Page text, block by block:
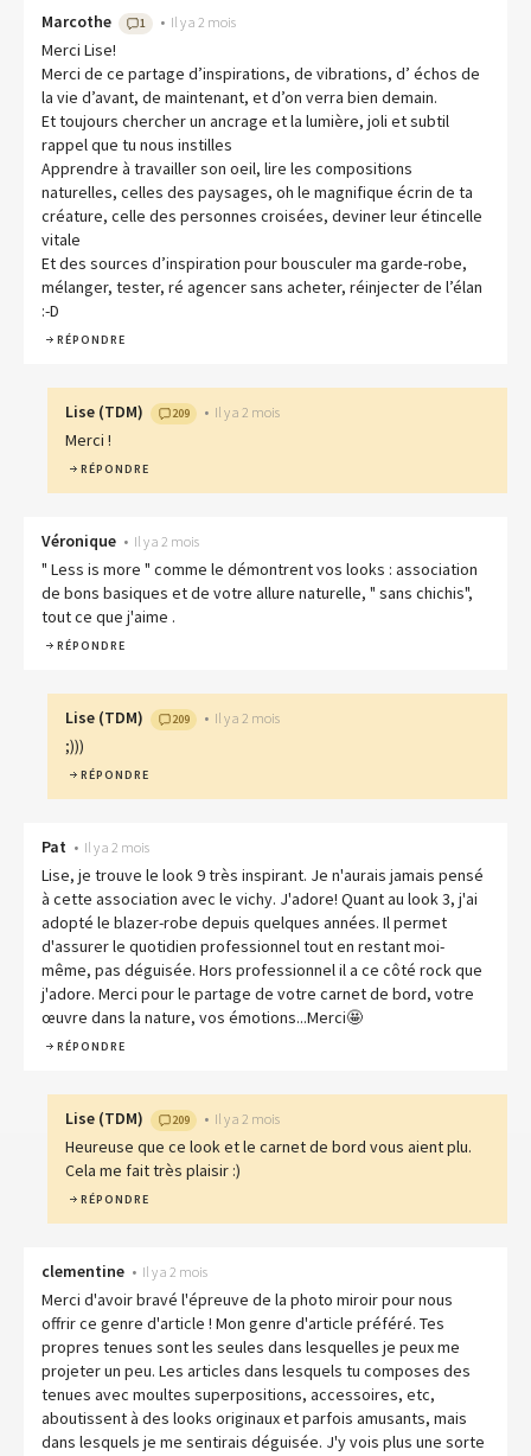
Marcothe 1 • Il y a 2 mois
Merci Lise!
Merci de ce partage d’inspirations, de vibrations, d’ échos de
la vie d’avant, de maintenant, et d’on verra bien demain.
Et toujours chercher un ancrage et la lumière, joli et subtil
rappel que tu nous instilles
Apprendre à travailler son oeil, lire les compositions
naturelles, celles des paysages, oh le magnifique écrin de ta
créature, celle des personnes croisées, deviner leur étincelle
vitale
Et des sources d’inspiration pour bousculer ma garde-robe,
mélanger, tester, ré agencer sans acheter, réinjecter de l’élan
:-D
RÉPONDRE
Lise (TDM) 209 • Il y a 2 mois
Merci !
RÉPONDRE
Véronique • Il y a 2 mois
" Less is more " comme le démontrent vos looks : association
de bons basiques et de votre allure naturelle, " sans chichis",
tout ce que j'aime .
RÉPONDRE
Lise (TDM) 209 • Il y a 2 mois
;)))
RÉPONDRE
Pat • Il y a 2 mois
Lise, je trouve le look 9 très inspirant. Je n'aurais jamais pensé
à cette association avec le vichy. J'adore! Quant au look 3, j'ai
adopté le blazer-robe depuis quelques années. Il permet
d'assurer le quotidien professionnel tout en restant moi-
même, pas déguisée. Hors professionnel il a ce côté rock que
j'adore. Merci pour le partage de votre carnet de bord, votre
œuvre dans la nature, vos émotions...Merci🤩
RÉPONDRE
Lise (TDM) 209 • Il y a 2 mois
Heureuse que ce look et le carnet de bord vous aient plu.
Cela me fait très plaisir :)
RÉPONDRE
clementine • Il y a 2 mois
Merci d'avoir bravé l'épreuve de la photo miroir pour nous
offrir ce genre d'article ! Mon genre d'article préféré. Tes
propres tenues sont les seules dans lesquelles je peux me
projeter un peu. Les articles dans lesquels tu composes des
tenues avec moultes superpositions, accessoires, etc,
aboutissent à des looks originaux et parfois amusants, mais
dans lesquels je me sentirais déguisée. J'y vois plus une sorte